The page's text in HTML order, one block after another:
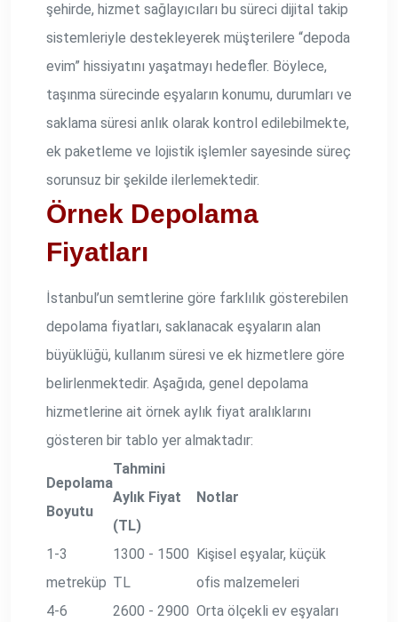
şehirde, hizmet sağlayıcıları bu süreci dijital takip
sistemleriyle destekleyerek müşterilere “depoda
evim” hissiyatını yaşatmayı hedefler. Böylece,
taşınma sürecinde eşyaların konumu, durumları ve
saklama süresi anlık olarak kontrol edilebilmekte,
ek paketleme ve lojistik işlemler sayesinde süreç
sorunsuz bir şekilde ilerlemektedir.
Örnek Depolama
Fiyatları
İstanbul’un semtlerine göre farklılık gösterebilen
depolama fiyatları, saklanacak eşyaların alan
büyüklüğü, kullanım süresi ve ek hizmetlere göre
belirlenmektedir. Aşağıda, genel depolama
hizmetlerine ait örnek aylık fiyat aralıklarını
gösteren bir tablo yer almaktadır:
Depolama
Boyutu
Tahmini
Aylık Fiyat
(TL)
Notlar
1-3
metreküp
1300 - 1500
TL
Kişisel eşyalar, küçük
ofis malzemeleri
4-6
2600 - 2900 Orta ölçekli ev eşyaları